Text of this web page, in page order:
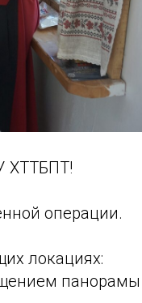
ХТТБПТ!
операции.
локациях:
панорамы